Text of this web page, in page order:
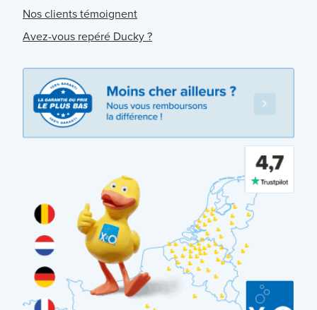
Nos clients témoignent
Avez-vous repéré Ducky ?